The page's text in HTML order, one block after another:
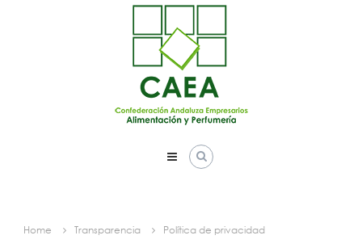
Home Transparencia Política de privacidad